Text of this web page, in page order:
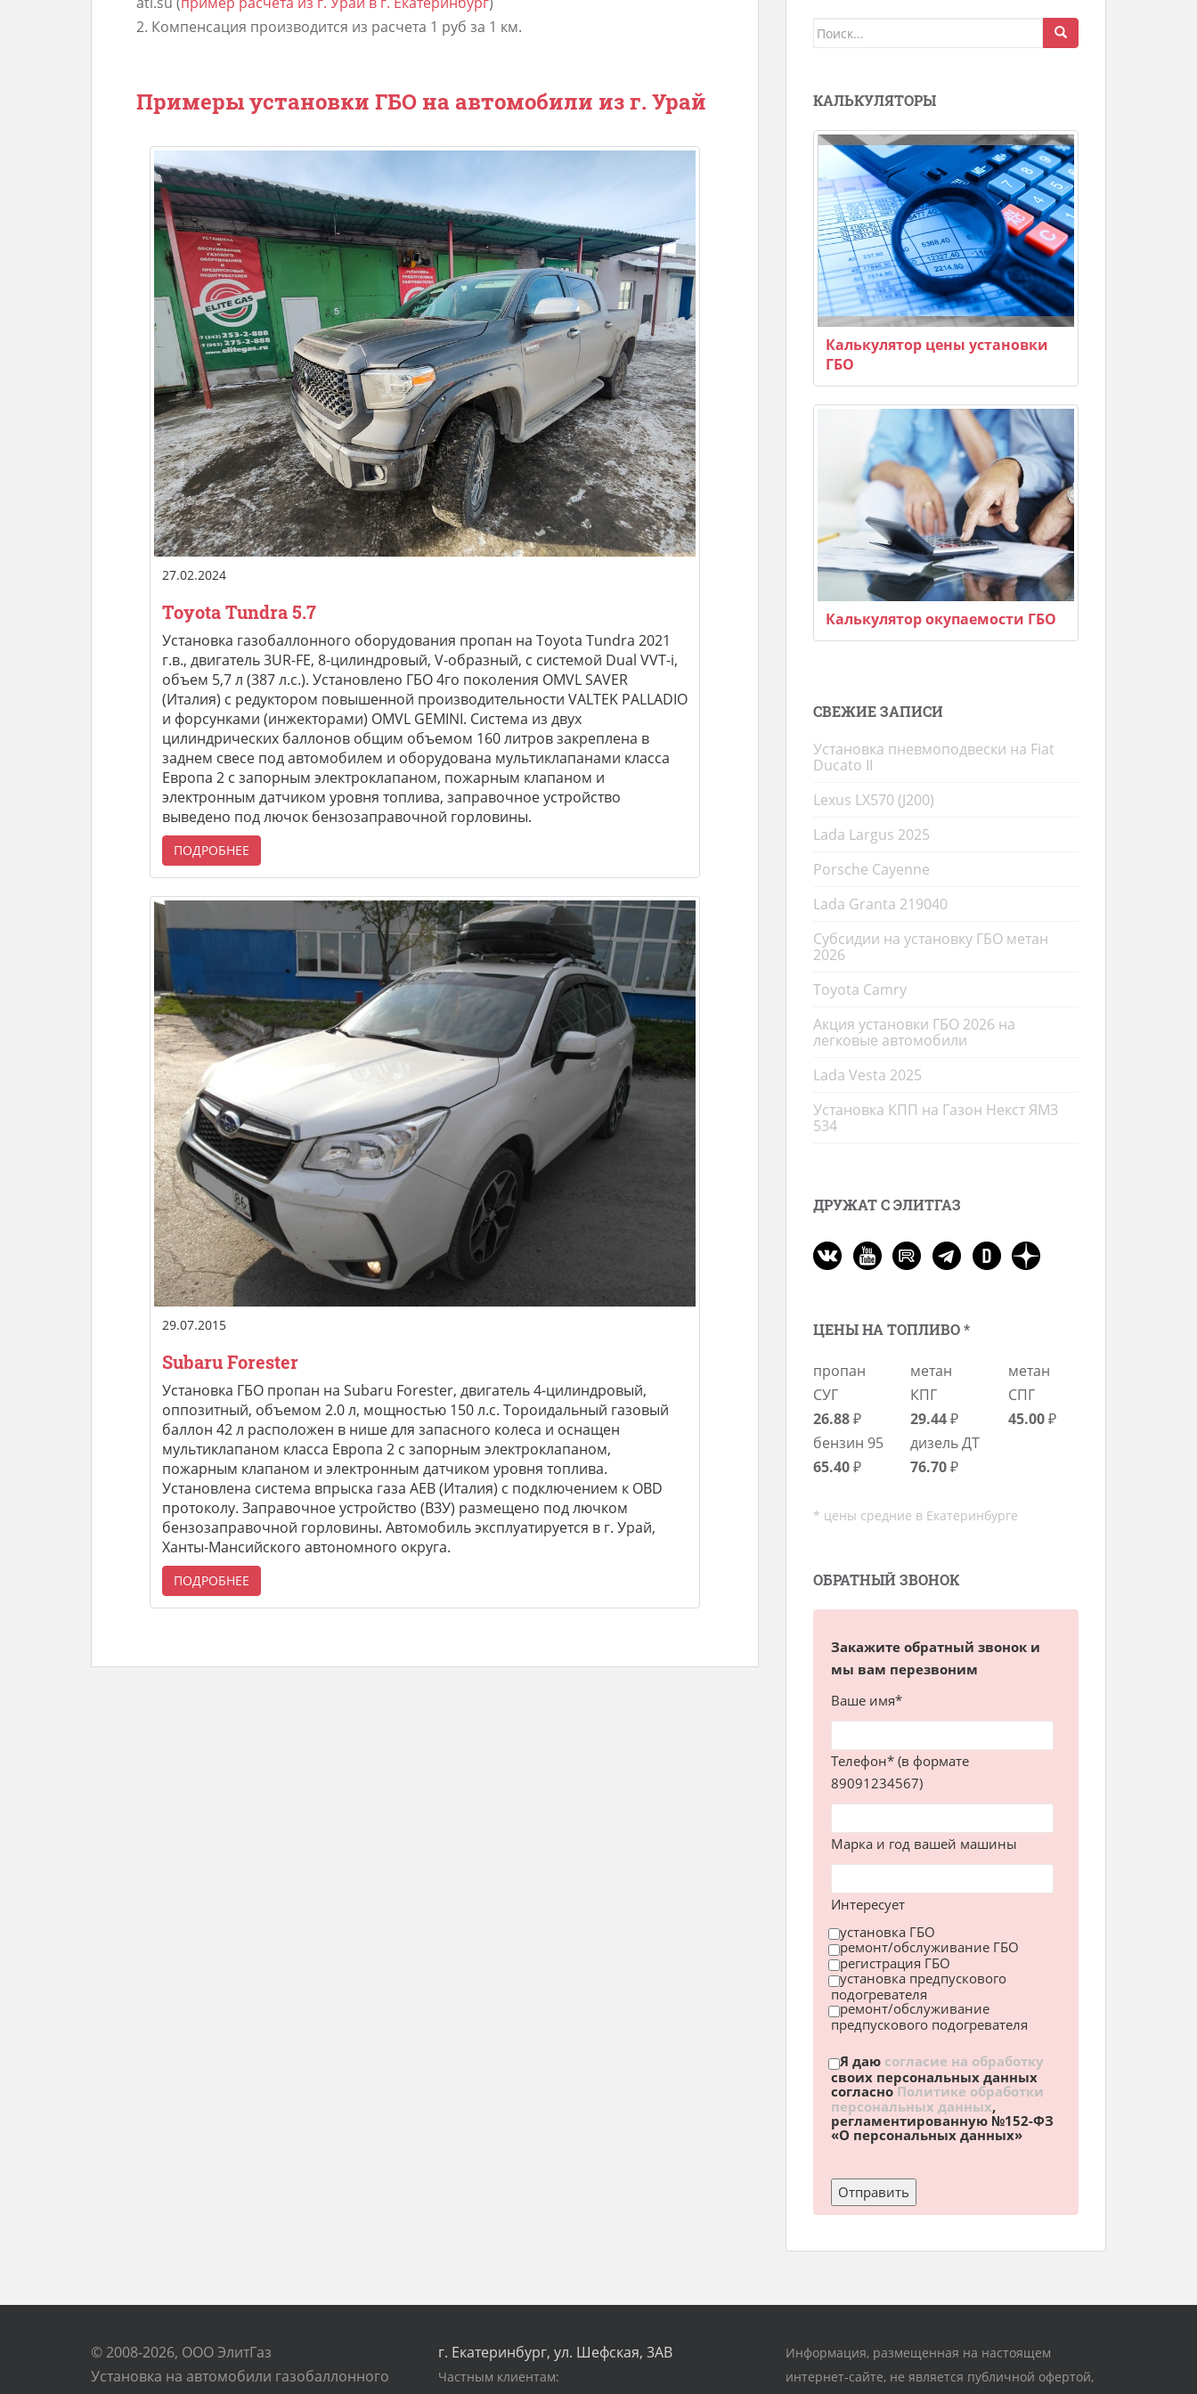
2. Компенсация производится из расчета 1 руб за 1 км.
Примеры установки ГБО на автомобили из г. Урай
27.02.2024
Toyota Tundra 5.7
Установка газобаллонного оборудования пропан на Toyota Tundra 2021
г.в., двигатель 3UR-FE, 8-цилиндровый, V-образный, с системой Dual VVT-i,
объем 5,7 л (387 л.с.). Установлено ГБО 4го поколения OMVL SAVER
(Италия) c редуктором повышенной производительности VALTEK PALLADIO
и форсунками (инжекторами) OMVL GEMINI. Система из двух
цилиндрических баллонов общим объемом 160 литров закреплена в
заднем свесе под автомобилем и оборудована мультиклапанами класса
Европа 2 с запорным электроклапаном, пожарным клапаном и
электронным датчиком уровня топлива, заправочное устройство
выведено под лючок бензозаправочной горловины.
ПОДРОБНЕЕ
29.07.2015
Subaru Forester
Установка ГБО пропан на Subaru Forester, двигатель 4-цилиндровый,
оппозитный, объемом 2.0 л, мощностью 150 л.с. Тороидальный газовый
баллон 42 л расположен в нише для запасного колеса и оснащен
мультиклапаном класса Европа 2 с запорным электроклапаном,
пожарным клапаном и электронным датчиком уровня топлива.
Установлена система впрыска газа AEB (Италия) с подключением к OBD
протоколу. Заправочное устройство (ВЗУ) размещено под лючком
бензозаправочной горловины. Автомобиль эксплуатируется в г. Урай,
Ханты-Мансийского автономного округа.
ПОДРОБНЕЕ
Поиск
КАЛЬКУЛЯТОРЫ
Калькулятор цены установки
ГБО
Калькулятор окупаемости ГБО
СВЕЖИЕ ЗАПИСИ
Установка пневмоподвески на Fiat
Ducato II
Lexus LX570 (J200)
Lada Largus 2025
Porsche Cayenne
Lada Granta 219040
Субсидии на установку ГБО метан
2026
Toyota Camry
Акция установки ГБО 2026 на
легковые автомобили
Lada Vesta 2025
Установка КПП на Газон Некст ЯМЗ
534
ДРУЖАТ С ЭЛИТГАЗ
ЦЕНЫ НА ТОПЛИВО *
пропан
СУГ
26.88₽
метан
КПГ
29.44₽
метан
СПГ
45.00₽
бензин 95
65.40₽
дизель ДТ
76.70₽
* цены средние в Екатеринбурге
ОБРАТНЫЙ ЗВОНОК
Закажите обратный звонок и
мы вам перезвоним
Ваше имя*
Телефон* (в формате
89091234567)
Марка и год вашей машины
Интересует
установка ГБО
ремонт/обслуживание ГБО
регистрация ГБО
установка предпускового
подогревателя
ремонт/обслуживание
предпускового подогревателя
Я даю согласие на обработку
своих персональных данных
согласноПолитике обработки
персональных данных,
регламентированную №152-ФЗ
«О персональных данных»
© 2008-2026, ООО ЭлитГаз
Установка на автомобили газобаллонного
г. Екатеринбург, ул. Шефская, 3АВ
Частным клиентам:
Информация, размещенная на настоящем
интернет-сайте, не является публичной офертой,